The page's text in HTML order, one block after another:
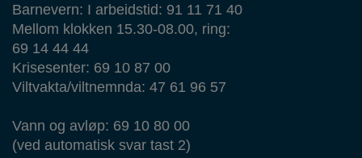
Barnevern: I arbeidstid: 91 11 71 40
Mellom klokken 15.30-08.00, ring:
69 14 44 44
Krisesenter: 69 10 87 00
Viltvakta/viltnemnda: 47 61 96 57
Vann og avløp: 69 10 80 00
(ved automatisk svar tast 2)